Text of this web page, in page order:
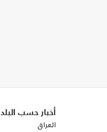
أخبار حسب البلد
العراق